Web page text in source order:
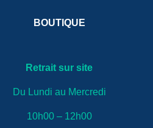
BOUTIQUE
Retrait sur site
Du Lundi au Mercredi
10h00 – 12h00